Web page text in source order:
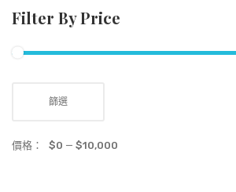
Filter By Price
篩選
價格： $0 — $10,000